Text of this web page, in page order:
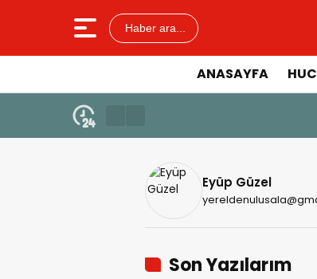
Haber ara...
ANASAYFA
Eyüp Güzel
Son Yazılarım